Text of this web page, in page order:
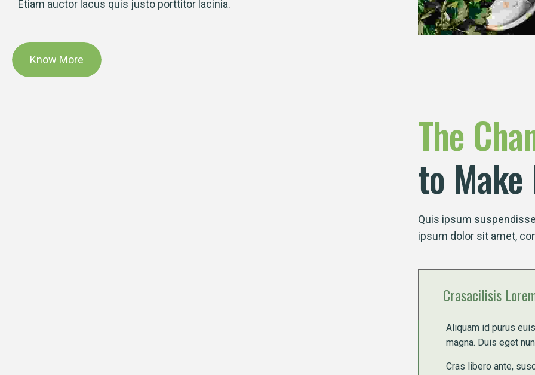
Etiam auctor lacus quis justo porttitor lacinia.
Know More
The
to Make
Quis ipsum
ipsum dolor sit amet,
Crasacilisis
Aliquam id purus
magna. Duis eget
Cras libero ante,